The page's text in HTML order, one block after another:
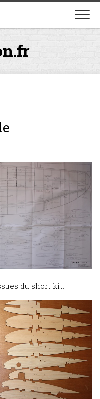
du short kit.